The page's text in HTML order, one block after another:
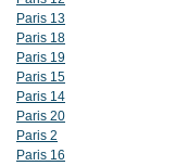
Paris 13
Paris 18
Paris 19
Paris 15
Paris 14
Paris 20
Paris 2
Paris 16